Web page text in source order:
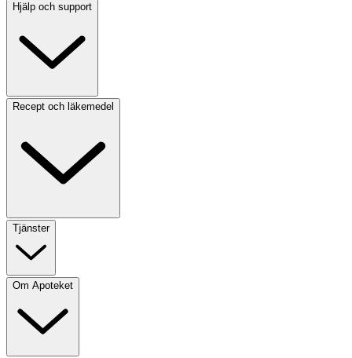
Hjälp och support
Recept och läkemedel
Tjänster
Om Apoteket